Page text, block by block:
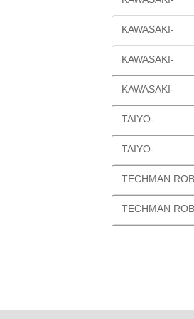
KAWASAKI-
KAWASAKI-
KAWASAKI-
TAIYO-
TAIYO-
TECHMAN
TECHMAN